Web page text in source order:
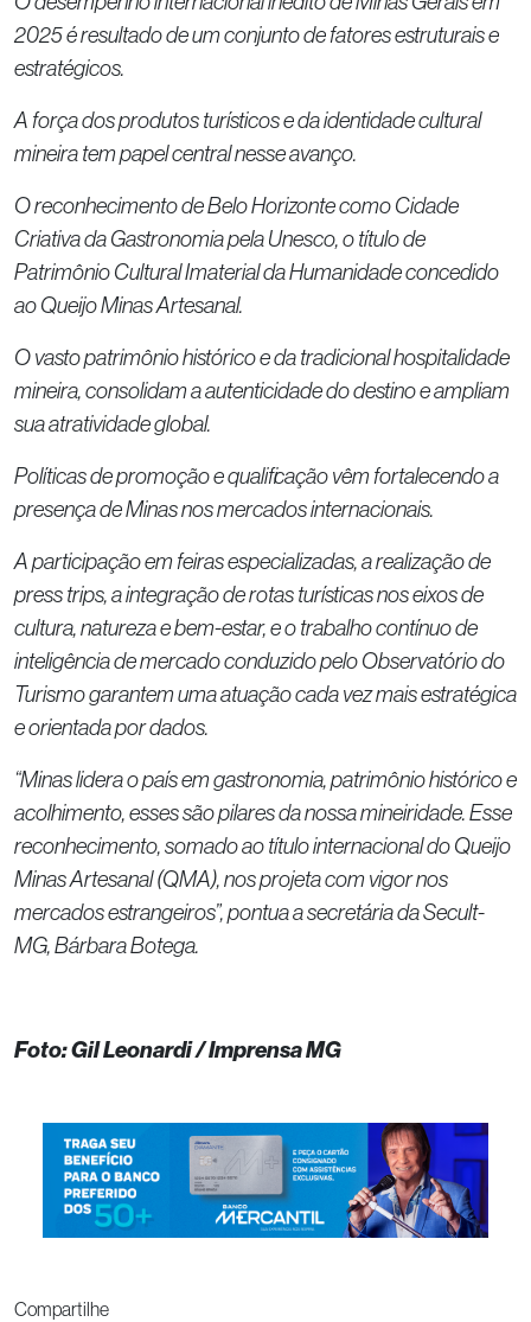
2025 é resultado de um conjunto de fatores estruturais e
estratégicos.
A força dos produtos turísticos e da identidade cultural
mineira tem papel central nesse avanço.
O reconhecimento de Belo Horizonte como Cidade
Criativa da Gastronomia pela Unesco, o título de
Patrimônio Cultural Imaterial da Humanidade concedido
ao Queijo Minas Artesanal.
O vasto patrimônio histórico e da tradicional hospitalidade
mineira, consolidam a autenticidade do destino e ampliam
sua atratividade global.
Políticas de promoção e qualificação vêm fortalecendo a
presença de Minas nos mercados internacionais.
A participação em feiras especializadas, a realização de
press trips, a integração de rotas turísticas nos eixos de
cultura, natureza e bem-estar, e o trabalho contínuo de
inteligência de mercado conduzido pelo Observatório do
Turismo garantem uma atuação cada vez mais estratégica
e orientada por dados.
“Minas lidera o país em gastronomia, patrimônio histórico e
acolhimento, esses são pilares da nossa mineiridade. Esse
reconhecimento, somado ao título internacional do Queijo
Minas Artesanal (QMA), nos projeta com vigor nos
mercados estrangeiros”, pontua a secretária da Secult-
MG, Bárbara Botega.
Foto: Gil Leonardi / Imprensa MG
Compartilhe